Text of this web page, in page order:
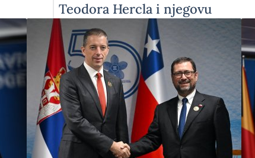
Teodora Hercla i njegovu
porodicu